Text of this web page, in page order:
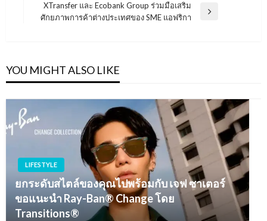
Next
XTransfer และ Ecobank Group ร่วมมือเสริม
ศักยภาพการค้าต่างประเทศของ SME แอฟริกา
YOU MIGHT ALSO LIKE
LIFESTYLE
ยกระดับสไตล์ของคุณไปพร้อมกับ เจฟ ซาเตอร์
ขอแนะนำ Ray-Ban® Change โดย
Transitions®